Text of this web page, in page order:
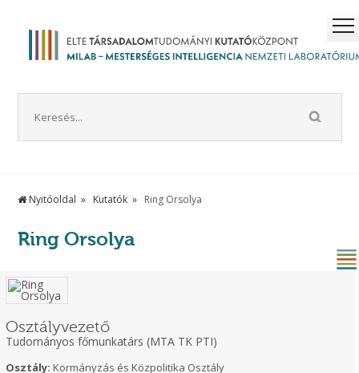
Nyitóoldal Kutatók Ring Orsolya
Ring Orsolya
Osztályvezető
Tudományos főmunkatárs (MTA TK PTI)
Osztály: Kormányzás és Közpolitika Osztály